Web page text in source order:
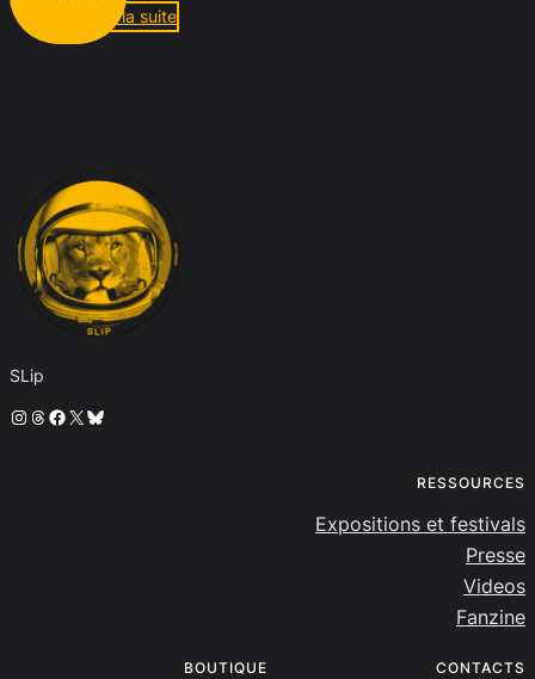
Lire la suite
SLip
Instagram
Threads
Facebook
X Bluesky
RESSOURCES
Expositions et festivals
Presse
Videos
Fanzine
BOUTIQUE CONTACTS